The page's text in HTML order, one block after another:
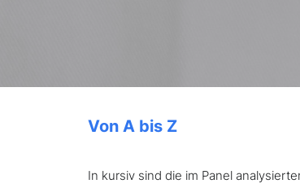
Von A bis Z
In kursiv sind die im Panel